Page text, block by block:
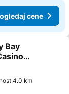
cene
Bay
4.0 km